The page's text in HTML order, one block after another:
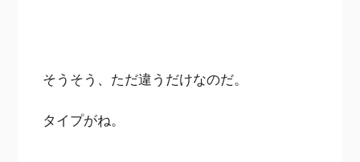
そうそう、ただ違うだけなのだ。
タイプがね。